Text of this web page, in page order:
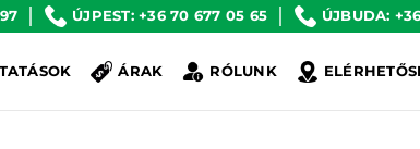
ÚJPEST: +36 70 677 05 65 ÚJBUDA:
ÁRAK RÓLUNK